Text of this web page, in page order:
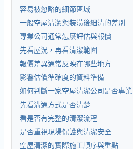
容易被忽略的細節區域
一般空屋清潔與裝潢後細清的差別
專業公司通常怎麼評估與報價
先看屋況，再看清潔範圍
報價差異通常反映在哪些地方
影響估價準確度的資料準備
如何判斷一家空屋清潔公司是否專業
先看溝通方式是否清楚
看是否有完整的清潔流程
是否重視現場保護與清潔安全
空屋清潔的實際施工順序與重點